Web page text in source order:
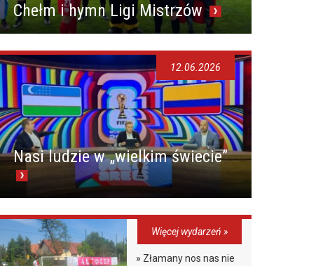
Chełm i hymn Ligi Mistrzów
Nasi ludzie w „wielkim świecie”
12.06.2026
Więcej wydarzeń »
» Złamany nos nas nie